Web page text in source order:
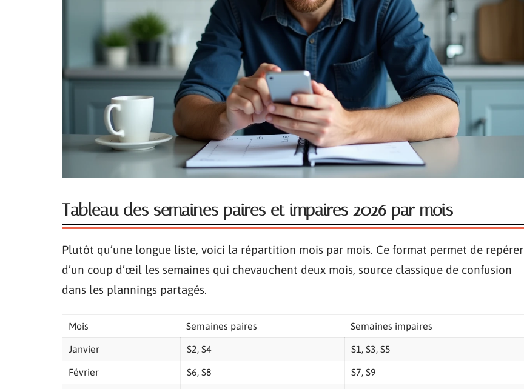
Tableau des semaines paires et impaires 2026 par mois
Plutôt qu’une longue liste, voici la répartition mois par mois. Ce format permet de repérer
d’un coup d’œil les semaines qui chevauchent deux mois, source classique de confusion
dans les plannings partagés.
Mois Semaines paires Semaines impaires
Janvier S2, S4 S1, S3, S5
Février S6, S8 S7, S9